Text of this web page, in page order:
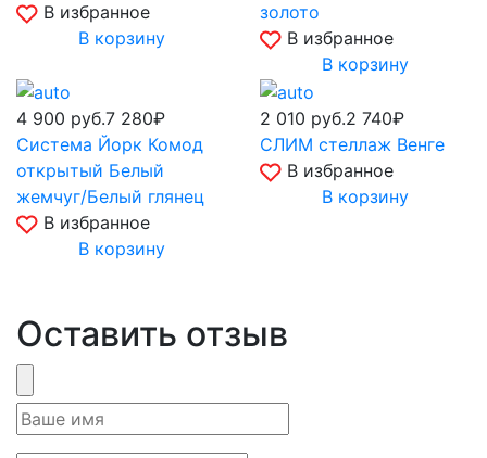
В избранное
В корзину
золото
В избранное
В корзину
4 900 руб.7 280₽
Система Йорк Комод
открытый Белый
жемчуг/Белый глянец
В избранное
В корзину
2 010 руб.2 740₽
СЛИМ стеллаж Венге
В избранное
В корзину
Оставить отзыв